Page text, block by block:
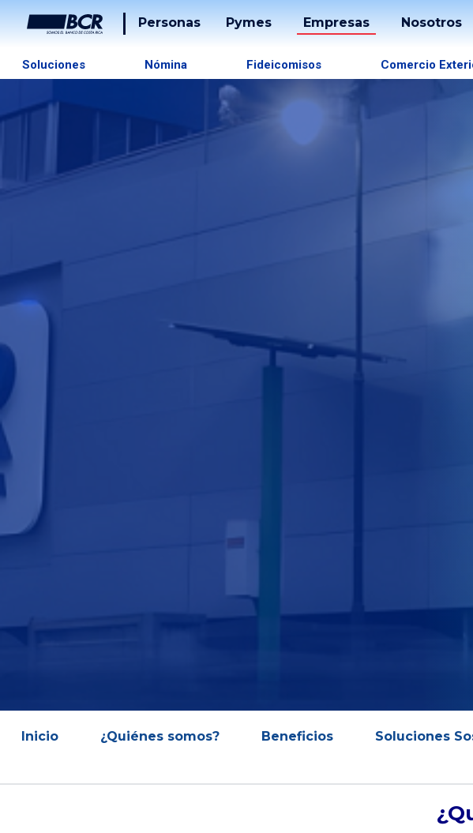
Personas
Tarjetas
Préstamos
Pymes
Tarjetas
Préstamos
Desarrollo
Empresas
Soluciones Nómina Fideicomisos Comercio
Nosotros
Inicio ¿Quiénes somos? Beneficios Soluciones